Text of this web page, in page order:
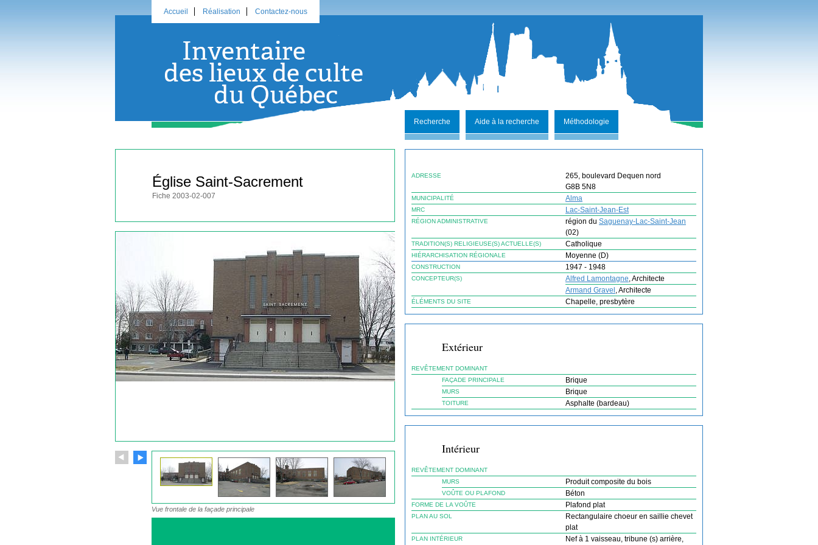
Accueil Réalisation Contactez-nous
Recherche Aide à la recherche Méthodologie
Église Saint-Sacrement
Fiche 2003-02-007
Vue frontale de la façade principale
ADRESSE
265, boulevard Dequen nord
G8B 5N8
MUNICIPALITÉ Alma
MRC Lac-Saint-Jean-Est
RÉGION ADMINISTRATIVE région du Saguenay-Lac-Saint-Jean
(02)
TRADITION(S) RELIGIEUSE(S) ACTUELLE(S) Catholique
HIÉRARCHISATION RÉGIONALE Moyenne (D)
CONSTRUCTION 1947 - 1948
CONCEPTEUR(S) Alfred Lamontagne, Architecte
Armand Gravel , Architecte
ÉLÉMENTS DU SITE Chapelle, presbytère
Extérieur
REVÊTEMENT DOMINANT
FAÇADE PRINCIPALE
Brique
MURS Brique
TOITURE Asphalte (bardeau)
Intérieur
REVÊTEMENT DOMINANT
MURS
Produit composite du bois
VOÛTE OU PLAFOND Béton
FORME DE LA VOÛTE Plafond plat
PLAN AU SOL
Rectangulaire choeur en saillie chevet
plat
PLAN INTÉRIEUR Nef à 1 vaisseau, tribune (s) arrière,